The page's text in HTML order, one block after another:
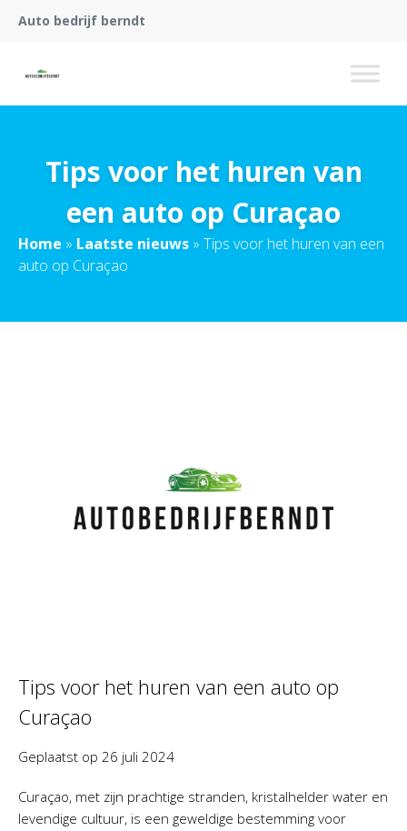
Auto bedrijf berndt
Tips voor het huren van
een auto op Curaçao
Home » Laatste nieuws » Tips voor het huren van een
auto op Curaçao
Tips voor het huren van een auto op
Curaçao
Geplaatst op 26 juli 2024
Curaçao, met zijn prachtige stranden, kristalhelder water en
levendige cultuur, is een geweldige bestemming voor